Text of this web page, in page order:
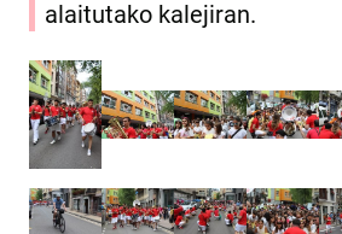
alaitutako kalejiran.